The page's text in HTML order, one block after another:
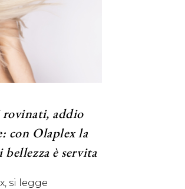
addio
con Olaplex la
è servita
si legge